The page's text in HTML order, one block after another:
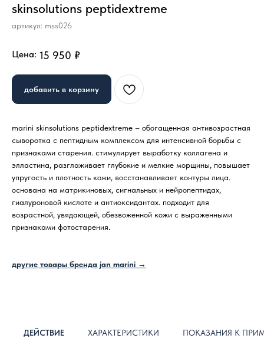
skinsolutions peptidextreme
артикул: mss026
Цена: 15 950 ₽
добавить в корзину
marini skinsolutions peptidextreme – обогащенная антивозрастная
сыворотка с пептидным комплексом для интенсивной борьбы с
признаками старения. стимулирует выработку коллагена и
элластина, разглаживает глубокие и мелкие морщины, повышает
упругость и плотность кожи, восстанавливает контуры лица.
основана на матрикиновых, сигнальных и нейропептидах,
гиалуроновой кислоте и антиоксидантах. подходит для
возрастной, увядающей, обезвоженной кожи с выраженными
признаками фотостарения.
другие товары бренда jan marini →
ДЕЙСТВИЕ ХАРАКТЕРИСТИКИ ПОКАЗАНИЯ К